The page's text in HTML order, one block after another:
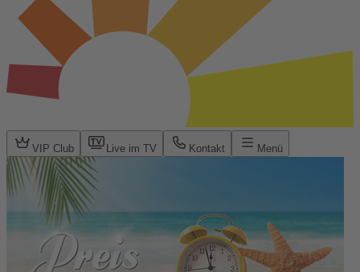
VIP Club Live im TV Kontakt Menü